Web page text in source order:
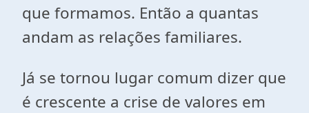
que formamos. Então a quantas
andam as relações familiares.
Já se tornou lugar comum dizer que
é crescente a crise de valores em